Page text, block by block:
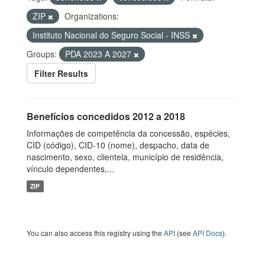
ZIP
Organizations:
Instituto Nacional do Seguro Social - INSS
Groups:
PDA 2023 A 2027
Filter Results
Benefícios concedidos 2012 a 2018
Informações de competência da concessão, espécies,
CID (código), CID-10 (nome), despacho, data de
nascimento, sexo, clientela, município de residência,
vínculo dependentes,...
ZIP
You can also access this registry using the API (see API Docs).